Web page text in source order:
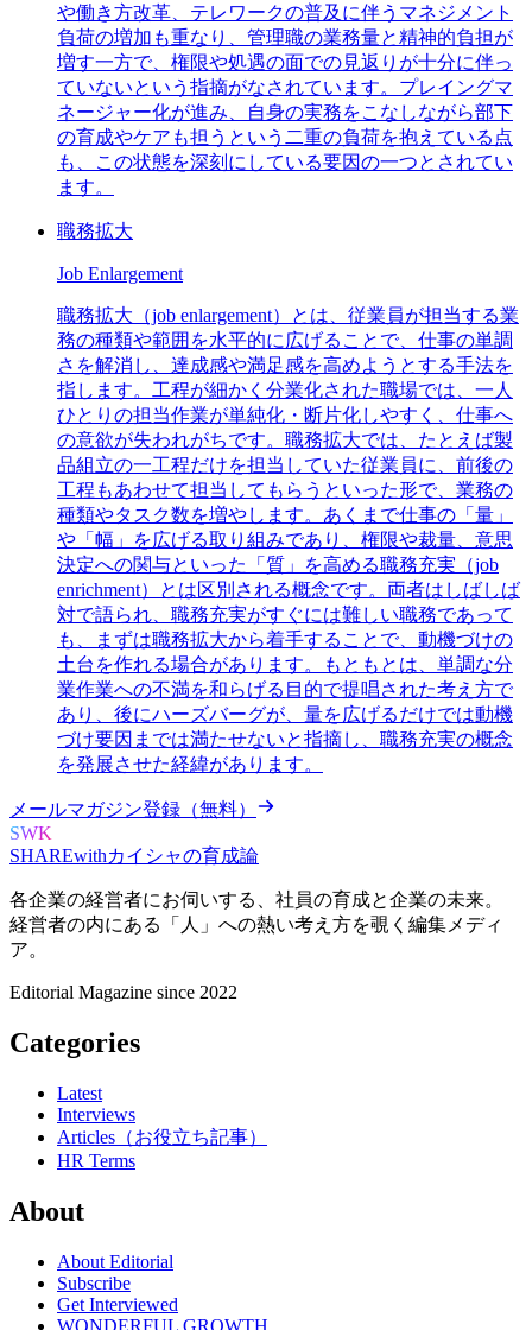
や働き方改革、テレワークの普及に伴うマネジメント
負荷の増加も重なり、管理職の業務量と精神的負担が
増す一方で、権限や処遇の面での見返りが十分に伴っ
ていないという指摘がなされています。プレイングマ
ネージャー化が進み、自身の実務をこなしながら部下
の育成やケアも担うという二重の負荷を抱えている点
も、この状態を深刻にしている要因の一つとされてい
ます。
職務拡大
Job Enlargement
職務拡大（job enlargement）とは、従業員が担当する業
務の種類や範囲を水平的に広げることで、仕事の単調
さを解消し、達成感や満足感を高めようとする手法を
指します。工程が細かく分業化された職場では、一人
ひとりの担当作業が単純化・断片化しやすく、仕事へ
の意欲が失われがちです。職務拡大では、たとえば製
品組立の一工程だけを担当していた従業員に、前後の
工程もあわせて担当してもらうといった形で、業務の
種類やタスク数を増やします。あくまで仕事の「量」
や「幅」を広げる取り組みであり、権限や裁量、意思
決定への関与といった「質」を高める職務充実（job
enrichment）とは区別される概念です。両者はしばしば
対で語られ、職務充実がすぐには難しい職務であって
も、まずは職務拡大から着手することで、動機づけの
土台を作れる場合があります。もともとは、単調な分
業作業への不満を和らげる目的で提唱された考え方で
あり、後にハーズバーグが、量を広げるだけでは動機
づけ要因までは満たせないと指摘し、職務充実の概念
を発展させた経緯があります。
メールマガジン登録（無料）
SWK
SHAREwithカイシャの育成論
各企業の経営者にお伺いする、 社員の育成と企業の未来。
経営者の内にある
「人」への熱い考え方を覗く 編集メディ
ア。
Editorial Magazine since 2022
Categories
Latest
Interviews
Articles（お役立ち記事）
HR Terms
About
About Editorial
Subscribe
Get Interviewed
WONDERFUL GROWTH